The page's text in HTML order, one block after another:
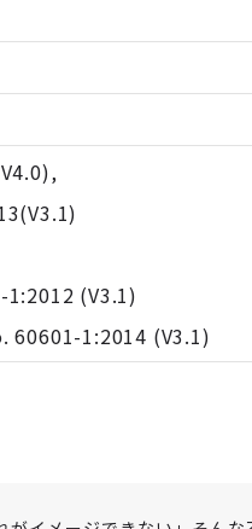
1:2012 (V3.1)
60601-1:2014 (V3.1)